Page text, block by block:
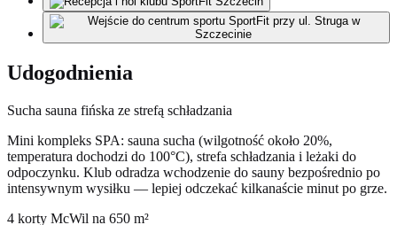
Udogodnienia
Sucha sauna fińska ze strefą schładzania
Mini kompleks SPA: sauna sucha (wilgotność około 20%,
temperatura dochodzi do 100°C), strefa schładzania i leżaki do
odpoczynku. Klub odradza wchodzenie do sauny bezpośrednio po
intensywnym wysiłku — lepiej odczekać kilkanaście minut po grze.
4 korty McWil na 650 m²